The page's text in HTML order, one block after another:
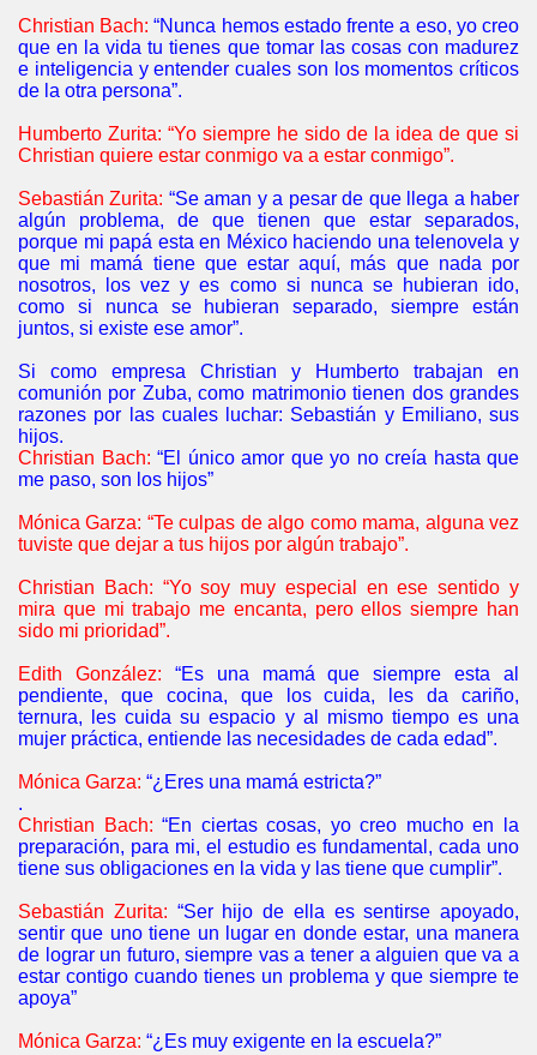
Christian Bach: “Nunca hemos estado frente a eso, yo creo
que en la vida tu tienes que tomar las cosas con madurez
e inteligencia y entender cuales son los momentos críticos
de la otra persona”.
Humberto Zurita: “Yo siempre he sido de la idea de que si
Christian quiere estar conmigo va a estar conmigo”.
Sebastián Zurita: “Se aman y a pesar de que llega a haber
algún problema, de que tienen que estar separados,
porque mi papá esta en México haciendo una telenovela y
que mi mamá tiene que estar aquí, más que nada por
nosotros, los vez y es como si nunca se hubieran ido,
como si nunca se hubieran separado, siempre están
juntos, si existe ese amor”.
Si como empresa Christian y Humberto trabajan en
comunión por Zuba, como matrimonio tienen dos grandes
razones por las cuales luchar: Sebastián y Emiliano, sus
hijos.
Christian Bach: “El único amor que yo no creía hasta que
me paso, son los hijos”
Mónica Garza: “Te culpas de algo como mama, alguna vez
tuviste que dejar a tus hijos por algún trabajo”.
Christian Bach: “Yo soy muy especial en ese sentido y
mira que mi trabajo me encanta, pero ellos siempre han
sido mi prioridad”.
Edith González:
“Es una mamá que siempre esta al
pendiente, que cocina, que los cuida, les da cariño,
ternura, les cuida su espacio y al mismo tiempo es una
mujer práctica, entiende las necesidades de cada edad”.
Mónica Garza: “¿Eres una mamá estricta?”
.
Christian Bach: “En ciertas cosas, yo creo mucho en la
preparación, para mi, el estudio es fundamental, cada uno
tiene sus obligaciones en la vida y las tiene que cumplir”.
Sebastián Zurita: “Ser hijo de ella es sentirse apoyado,
sentir que uno tiene un lugar en donde estar, una manera
de lograr un futuro, siempre vas a tener a alguien que va a
estar contigo cuando tienes un problema y que siempre te
apoya”
Mónica Garza: “¿Es muy exigente en la escuela?”